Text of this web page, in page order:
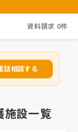
資料請求 0件
話相談する
施設一覧